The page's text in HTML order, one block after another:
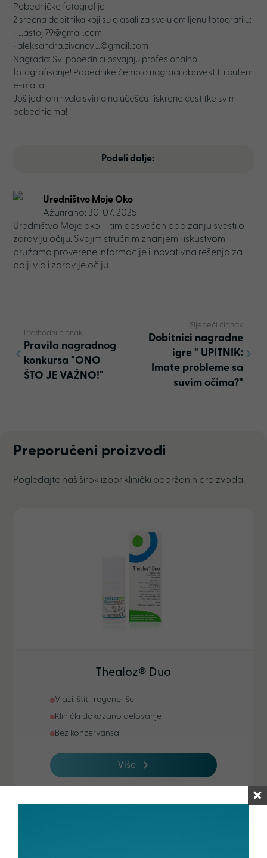
Pobedničke fotografije
2 srećna dobitnika koji su glasali za svoju omiljenu fotografiju:
• ….astoj.79@gmail.com
• aleksandra.zivanov….@gmail.com
Nagrada: Svi pobednici osvajaju profesionalno
fotografisanje! Pobednike ćemo o nagradi obavestiti i putem
e-maila.
Još jednom hvala svima na učešću i iskrene čestitke svim
pobednicima!
Podeli dalje:
Uredništvo Moje Oko
Ažurirano: 30. 07. 2025
Uredništvo Moje oko – tim posvećen podizanju svesti o
zdravlju očiju. Svojim stručnim znanjem i iskustvom
pružamo proverene informacije i inovativna rešenja za
bolji vid i zdravlje očiju.
Prethodni članak
Pravila nagradnog
konkursa "ONO
ŠTO JE VAŽNO!"
Sljedeći članak
Dobitnici nagradne
igre " UPITNIK:
Imate probleme sa
suvim očima?"
Preporučeni proizvodi
Pogledajte naš širok izbor klinički podržanih proizvoda.
Thealoz® Duo
Vlaži, štiti, regeneriše
Klinički dokazano delovanje
Bez konzervansa
Više